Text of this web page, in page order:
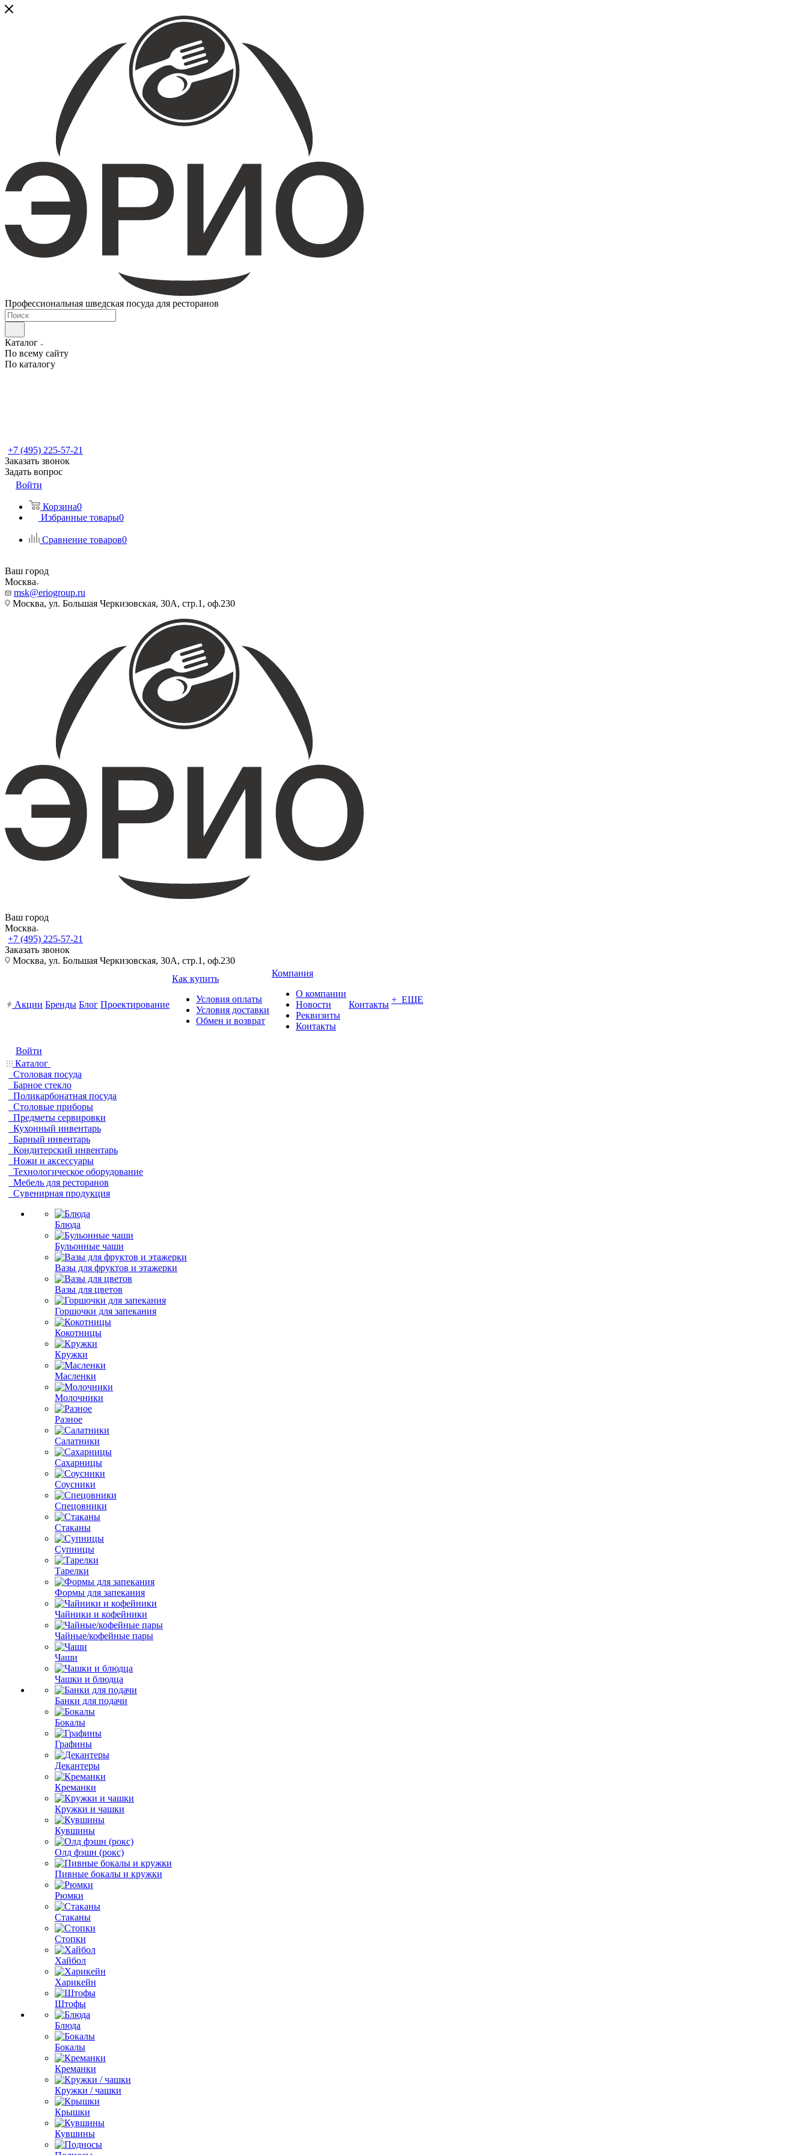
Профессиональная шведская посуда для ресторанов
Каталог
По всему сайту
По каталогу
+7 (495) 225-57-21
Заказать звонок
Задать вопрос
Войти
Корзина0
Избранные товары0
Сравнение товаров0
Ваш город
Москва
msk@eriogroup.ru
Москва, ул. Большая Черкизовская, 30А, стр.1, оф.230
Ваш город
Москва
+7 (495) 225-57-21
Заказать звонок
Москва, ул. Большая Черкизовская, 30А, стр.1, оф.230
Акции Бренды Блог Проектирование
Как купить
Условия оплаты
Условия доставки
Обмен и возврат
Компания
О компании
Новости
Реквизиты
Контакты
Контакты + ЕЩЕ
Войти
Каталог
Столовая посуда
Барное стекло
Поликарбонатная посуда
Столовые приборы
Предметы сервировки
Кухонный инвентарь
Барный инвентарь
Кондитерский инвентарь
Ножи и аксессуары
Технологическое оборудование
Мебель для ресторанов
Сувенирная продукция
Блюда
Бульонные чаши
Вазы для фруктов и этажерки
Вазы для цветов
Горшочки для запекания
Кокотницы
Кружки
Масленки
Молочники
Разное
Салатники
Сахарницы
Соусники
Спецовники
Стаканы
Супницы
Тарелки
Формы для запекания
Чайники и кофейники
Чайные/кофейные пары
Чаши
Чашки и блюдца
Банки для подачи
Бокалы
Графины
Декантеры
Креманки
Кружки и чашки
Кувшины
Олд фэшн (рокс)
Пивные бокалы и кружки
Рюмки
Стаканы
Стопки
Хайбол
Харикейн
Штофы
Блюда
Бокалы
Креманки
Кружки / чашки
Крышки
Кувшины